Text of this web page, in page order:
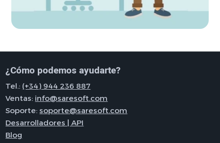
¿Cómo podemos ayudarte?
Tel.: (+34) 944 236 887
Ventas: info@saresoft.com
Soporte:soporte@saresoft.com
Desarrolladores | API
Blog